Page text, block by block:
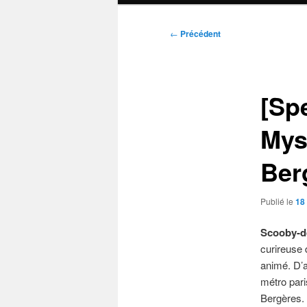
Navigation
← Précédent
Publié le
Scooby-
curireuse
animé.
métro